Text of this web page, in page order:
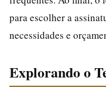
para escolher a
necessidades e
Explorando o